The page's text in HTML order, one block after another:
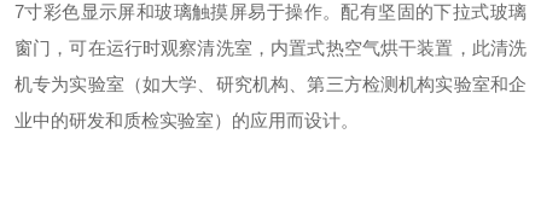
7寸彩色显示屏和玻璃触摸屏易于操作。配有坚固的下拉式玻璃
窗门，可在运行时观察清洗室，内置式热空气烘干装置，此清洗
机专为实验室（如大学、研究机构、第三方检测机构实验室和企
业中的研发和质检实验室）的应用而设计。